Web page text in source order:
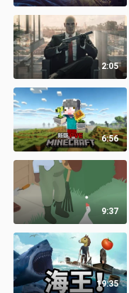
2:05
6:56
9:37
19:35